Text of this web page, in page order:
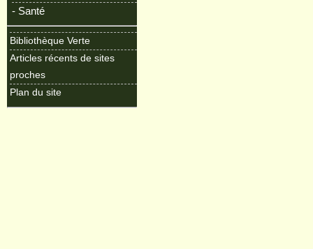
- Santé
Bibliothèque Verte
Articles récents de sites
proches
Plan du site